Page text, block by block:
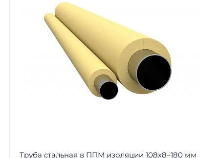
Труба стальная в ППМ изоляции 108х8–180 мм